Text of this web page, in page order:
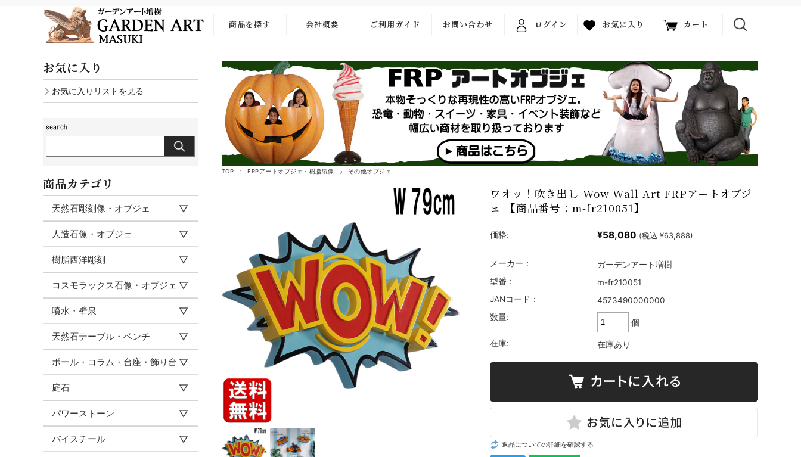
商品を探す 会社概要 ご利用ガイド
お支払い・送料
お問い合わせ
フォーム
よくある質問
ログイン お気に入り カート
TOP FRPアートオブジェ・樹脂製像 その他オブジェ
ワオッ！吹き出し Wow Wall Art FRPアートオブジ
ェ 【商品番号：m-fr210051】
価格: ¥58,080 (税込 ¥63,888)
メーカー：
ガーデンアート増樹
型番：
m-fr210051
JANコード：
4573490000000
数量:
個
在庫: 在庫あり
返品についての詳細を確認する
お気に入り
お気に入りリストを見る
商品カテゴリ
天然石彫刻像・オブジェ
人造石像・オブジェ
樹脂西洋彫刻
コスモラックス石像・オブジェ
噴水・壁泉
天然石テーブル・ベンチ
ポール・コラム・台座・飾り台
庭石
パワーストーン
バイスチール